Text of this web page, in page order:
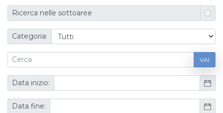
Ricerca nelle sottoaree
Categoria:
VAI
Data inizio:
Data fine: